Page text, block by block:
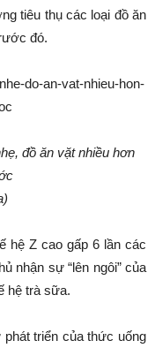
tiêu thụ các loại đồ ăn
đó.
đồ ăn vặt nhiều hơn
hệ Z cao gấp 6 lần các
nhận sự “lên ngôi” của
hệ trà sữa.
triển của thức uống